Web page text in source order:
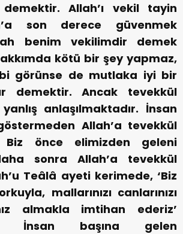
Allah’ı vekil tayin
son derece güvenmek
benim vekilimdir demek
kötü bir şey yapmaz,
görünse de mutlaka iyi bir
demektir. Ancak tevekkül
anlaşılmaktadır. İnsan
Allah’a tevekkül
önce elimizden geleni
sonra Allah’a tevekkül
Teâlâ ayeti kerimede, ‘Biz
mallarınızı canlarınızı
almakla imtihan ederiz’
İnsan başına gelen